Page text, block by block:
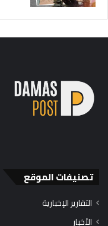
تصنيفات الموقع
التقارير الإخبارية
الأخبار